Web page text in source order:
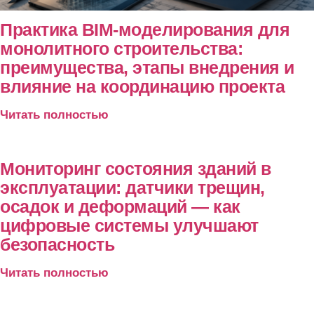
Практика BIM-моделирования для
монолитного строительства:
преимущества, этапы внедрения и
влияние на координацию проекта
Читать полностью
Мониторинг состояния зданий в
эксплуатации: датчики трещин,
осадок и деформаций — как
цифровые системы улучшают
безопасность
Читать полностью